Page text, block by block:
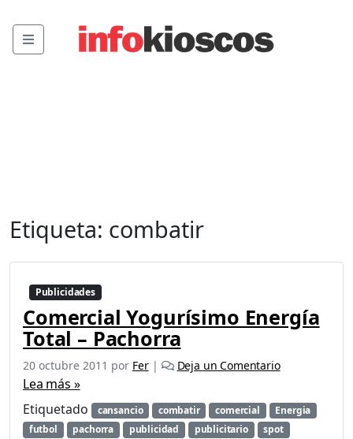
Menu
Etiqueta: combatir
Publicidades
Comercial Yogurísimo Energía
Total – Pachorra
20 octubre 2011 por Fer | Deja un Comentario
Lea más »
Etiquetado
cansancio combatir comercial
Energia
futbol
pachorra publicidad publicitario
spot